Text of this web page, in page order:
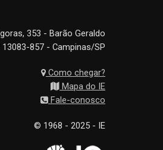
353 - Barão Geraldo
13083-857 - Campinas/SP
Como chegar?
Mapa do IE
Fale-conosco
© 1968 - 2025 - IE